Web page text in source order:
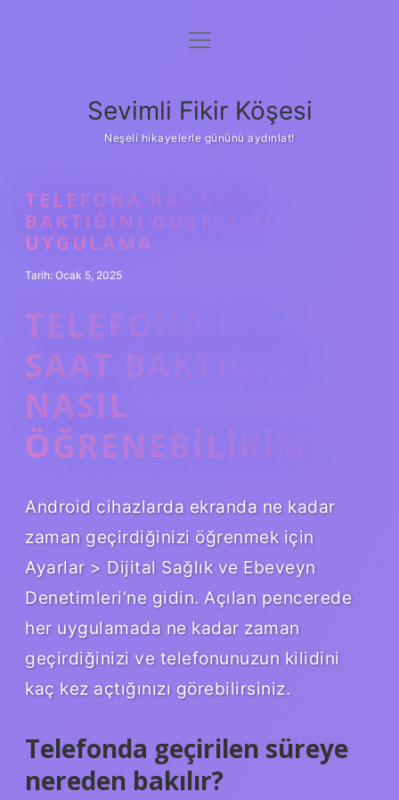
Anasayfa
Yasal Uyarı
menüyü
Sevimli Fikir Köşesi
Neşeli hikayelerle gününü aydınlat!
TELEFONA KAÇ SAAT
BAKTIĞINI GÖSTEREN
UYGULAMA
Tarih: Ocak 5, 2025
TELEFONA KAÇ
SAAT BAKTIĞIMI
NASIL
ÖĞRENEBILIRIM?
Android cihazlarda ekranda ne kadar
zaman geçirdiğinizi öğrenmek için
Ayarlar > Dijital Sağlık ve Ebeveyn
Denetimleri’ne gidin. Açılan pencerede
her uygulamada ne kadar zaman
geçirdiğinizi ve telefonunuzun kilidini
kaç kez açtığınızı görebilirsiniz.
Telefonda geçirilen süreye
nereden bakılır?